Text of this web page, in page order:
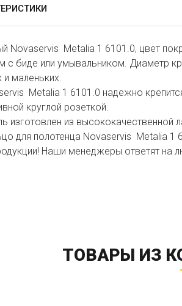
Novaservis Metalia 1 6101.0, цвет
с биде или умывальником. Диаметр
маленьких.
Metalia 1 6101.0 надежно
круглой розеткой.
изготовлен из высококачественной
для полотенца Novaservis Metalia 1
Наши менеджеры ответят на
ТОВАРЫ ИЗ